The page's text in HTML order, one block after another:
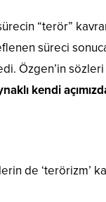
“terör”
süreci
Özgen’in
kendi
de ‘terörizm’